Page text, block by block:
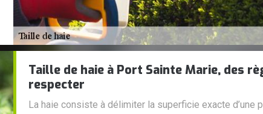
Taille de haie à Port Sainte Marie, des
respecter
La haie consiste à délimiter la superficie exacte d’une